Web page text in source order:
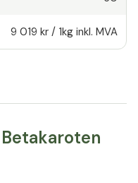
9 019 kr / 1kg inkl. MVA